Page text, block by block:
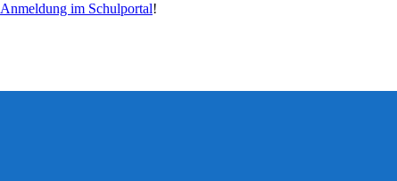
Anmeldung im Schulportal!